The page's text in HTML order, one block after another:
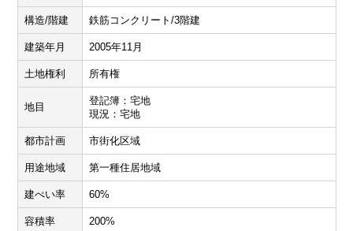
構造/階建 鉄筋コンクリート/3階建
建築年月 2005年11月
土地権利 所有権
地目
登記簿：宅地
現況：宅地
都市計画 市街化区域
用途地域 第一種住居地域
建ぺい率 60%
容積率 200%